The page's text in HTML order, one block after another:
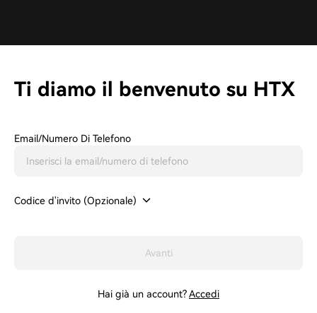
Ti diamo il benvenuto su HTX
Email/Numero Di Telefono
Codice d'invito (Opzionale)
Avanti
Hai già un account?Accedi